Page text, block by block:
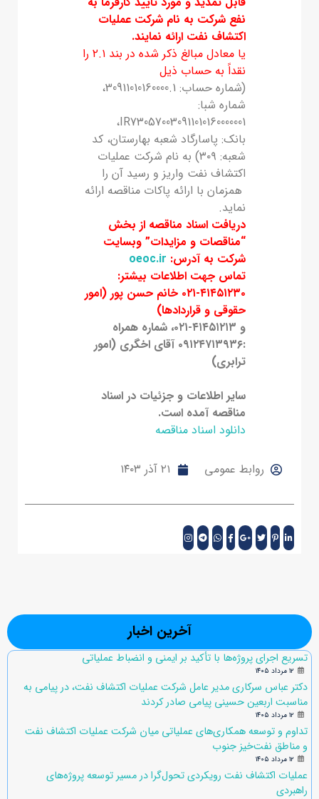
نفع شرکت به نام شرکت عملیات
اکتشاف نفت ارائه نمایند.
یا معادل مبالغ ذکر شده در بند ۲.۱ را
نقداً به حساب ذیل
(شماره حساب: 30911010160000.1،
شماره شبا:
IR730570030911010160000001،
بانک: پاسارگاد شعبه بهارستان، کد
شعبه: ۳۰۹) به نام شرکت عملیات
اکتشاف نفت واریز و رسید آن را
همزمان با ارائه پاکات مناقصه ارائه
نماید.
دریافت اسناد مناقصه از بخش
“مناقصات و مزایدات” وبسایت
شرکت به آدرس: oeoc.ir
تماس جهت اطلاعات بیشتر:
۴۱۴۵۱۲۳۰-۰۲۱ خانم حسن پور (امور
حقوقی و قراردادها)
و ۴۱۴۵۱۲۱۳-۰۲۱، شماره همراه
:۰۹۱۲۴۷۱۳۹۳۶ آقای اخگری (امور
ترابری)
سایر اطلاعات و جزئیات در اسناد
مناقصه آمده است.
دانلود اسناد مناقصه
روابط عمومی ۲۱ آذر ۱۴۰۳
آخرین اخبار
تسریع اجرای پروژه‌ها با تأکید بر ایمنی و انضباط عملیاتی
۱۲ مرداد ۱۴۰۵
دکتر عباس سرکاری مدیر عامل شرکت عملیات اکتشاف نفت، در پیامی به
مناسبت اربعین حسینی پیامی صادر کردند
۱۲ مرداد ۱۴۰۵
تداوم و توسعه همکاری‌های عملیاتی میان شرکت عملیات اکتشاف نفت
و مناطق نفت‌خیز جنوب
۱۲ مرداد ۱۴۰۵
عملیات اکتشاف نفت رویکردی تحول‌گرا در مسیر توسعه پروژه‌های
راهبردی